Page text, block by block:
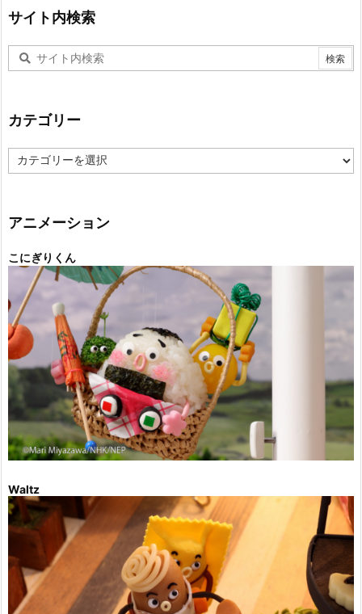
サイト内検索
カテゴリー
テ
ー
アニメーション
こにぎりくん
Waltz